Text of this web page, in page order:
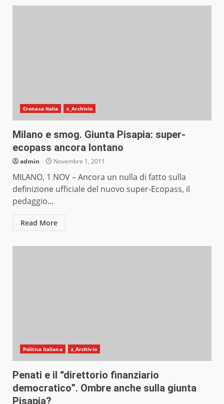
Cronaca Italia z_Archivio
Milano e smog. Giunta Pisapia: super-
ecopass ancora lontano
admin Novembre 1, 2011
MILANO, 1 NOV – Ancora un nulla di fatto sulla
definizione ufficiale del nuovo super-Ecopass, il
pedaggio...
Read More
Politica Italiana z_Archivio
Penati e il “direttorio finanziario
democratico”. Ombre anche sulla giunta
Pisapia?